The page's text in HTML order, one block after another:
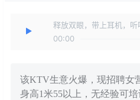
释放双眼，带上耳机，听
00:00
该KTV生意火爆，现招聘女
身高1米55以上，无经验可